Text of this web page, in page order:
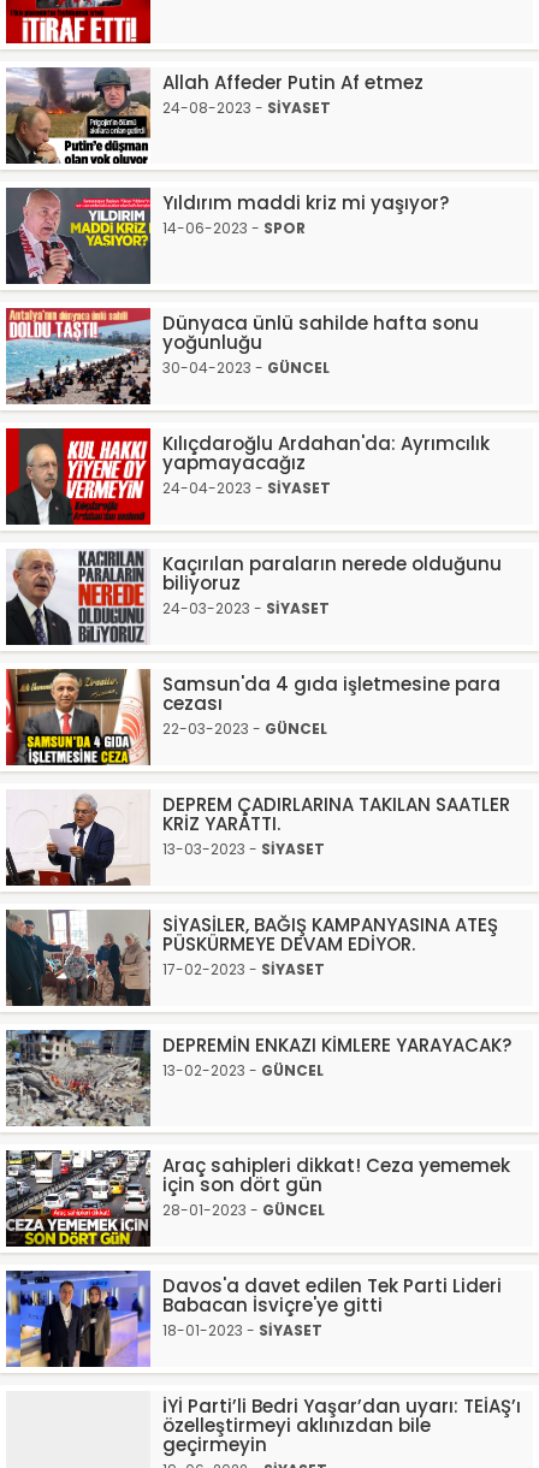
Allah Affeder Putin Af etmez
24-08-2023 - SİYASET
Yıldırım maddi kriz mi yaşıyor?
14-06-2023 - SPOR
Dünyaca ünlü sahilde hafta sonu
yoğunluğu
30-04-2023 - GÜNCEL
Kılıçdaroğlu Ardahan'da: Ayrımcılık
yapmayacağız
24-04-2023 - SİYASET
Kaçırılan paraların nerede olduğunu
biliyoruz
24-03-2023 - SİYASET
Samsun'da 4 gıda işletmesine para
cezası
22-03-2023 - GÜNCEL
DEPREM ÇADIRLARINA TAKILAN SAATLER
KRİZ YARATTI.
13-03-2023 - SİYASET
SİYASİLER, BAĞIŞ KAMPANYASINA ATEŞ
PÜSKÜRMEYE DEVAM EDİYOR.
17-02-2023 - SİYASET
DEPREMİN ENKAZI KİMLERE YARAYACAK?
13-02-2023 - GÜNCEL
Araç sahipleri dikkat! Ceza yememek
için son dört gün
28-01-2023 - GÜNCEL
Davos'a davet edilen Tek Parti Lideri
Babacan İsviçre'ye gitti
18-01-2023 - SİYASET
İYİ Parti’li Bedri Yaşar’dan uyarı: TEİAŞ’ı
özelleştirmeyi aklınızdan bile
geçirmeyin